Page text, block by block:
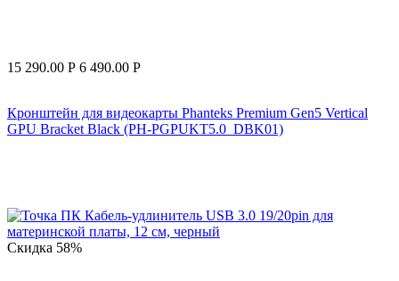
15 290.00 Р 6 490.00 Р
Кронштейн для видеокарты Phanteks Premium Gen5 Vertical
GPU Bracket Black (PH-PGPUKT5.0_DBK01)
Скидка 58%